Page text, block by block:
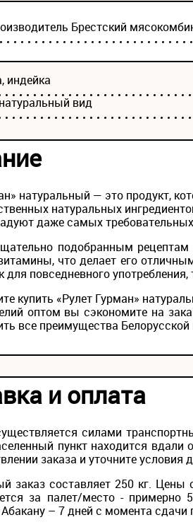
Брестский
индейка
натуральный вид
натуральный — это продукт,
натуральных
даже самых
подобранным
что делает его
для повседневного
купить «Рулет Гурман»
оптом вы сэкономите на
все преимущества
и оплата
силами
пункт находится вдали
заказа и уточните условия
заказ составляет 250 кг. Цены
за палет/место -
– 7 дней с момента сдачи